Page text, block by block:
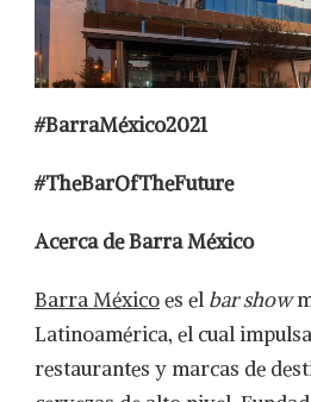
#BarraMéxico2021
#TheBarOfTheFuture
Acerca de Barra México
Barra Méxicoes el bar show
Latinoamérica, el cual
restaurantes y marcas de